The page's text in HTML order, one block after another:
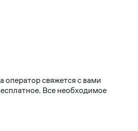
оператор свяжется с вами
Все необходимое